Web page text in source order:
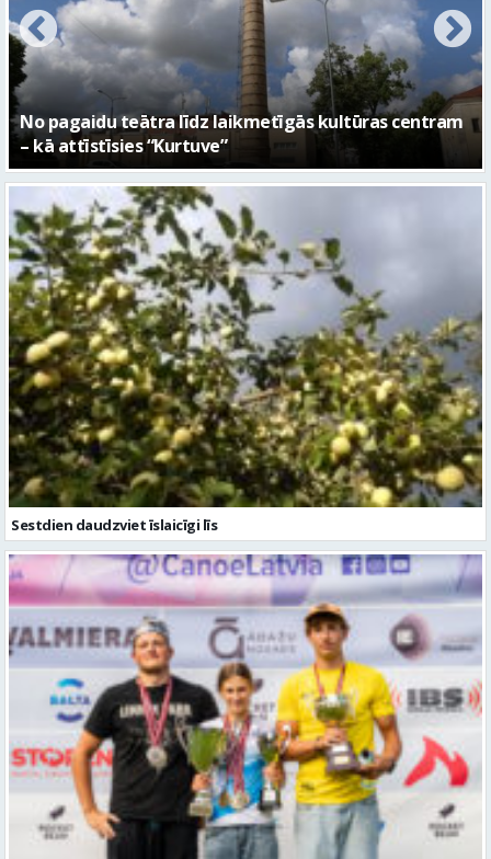
FOTO: Ar daudzveidīgiem notikumiem aizvadīta
Valmieras 743. dzimšanas diena
Sestdien daudzviet īslaicīgi līs